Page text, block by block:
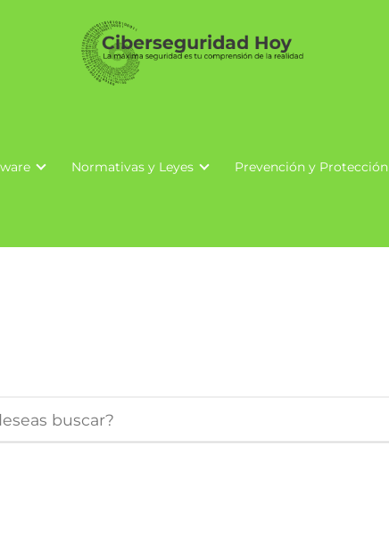
Normativas y Leyes Prevención y Protección